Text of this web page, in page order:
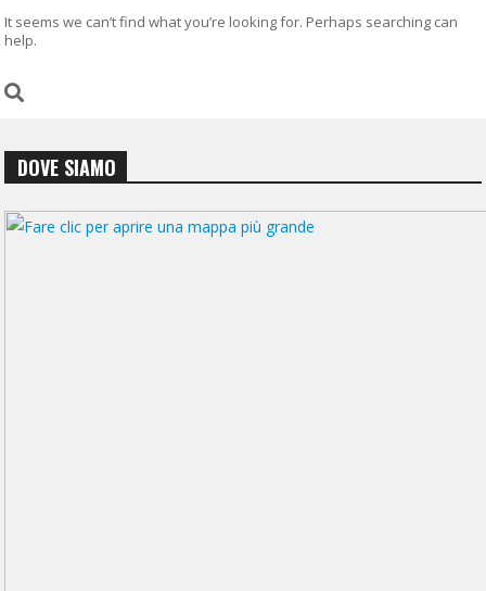
It seems we can’t find what you’re looking for. Perhaps searching can
help.
DOVE SIAMO